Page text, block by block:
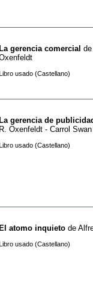
La gerencia comercial de
Libro usado (Castellano)
La gerencia de
R. Oxenfeldt - Carrol Swan
Libro usado (Castellano)
El atomo inquieto de
Libro usado (Castellano)